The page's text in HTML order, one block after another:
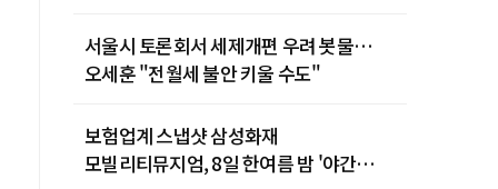
서울시 토론회서 세제개편 우려 봇물…
오세훈 "전월세 불안 키울 수도"
보험업계 스냅샷 삼성화재
모빌리티뮤지엄, 8일 한여름 밤 '야간